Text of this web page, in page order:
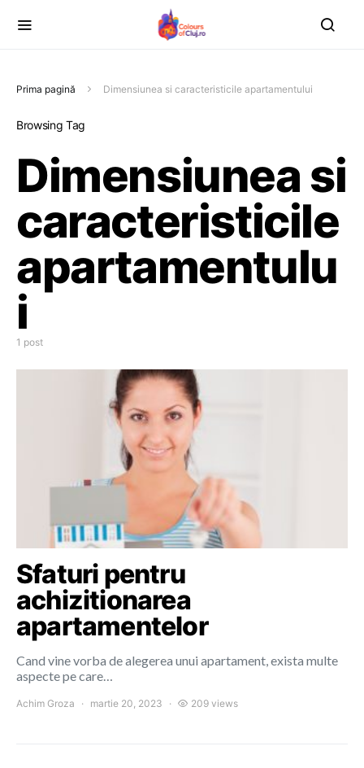
Prima pagină Dimensiunea si caracteristicile apartamentului
Browsing Tag
Dimensiunea si
caracteristicile
apartamentulu
i
1 post
Sfaturi pentru
achizitionarea
apartamentelor
Cand vine vorba de alegerea unui apartament, exista multe
aspecte pe care…
Achim Groza martie 20, 2023 209 views